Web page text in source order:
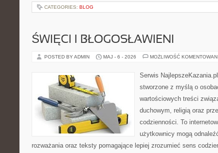
CATEGORIES: BLOG
ŚWIĘCI I BŁOGOSŁAWIENI
POSTED BY ADMIN MAJ - 6 - 2026 MOŻLIWOŚĆ
Serwis
stworzone z myślą o
wartościowych treści
duchowym, religią oraz
codzienności. To
użytkownicy mogą
rozważania oraz teksty pomagające lepiej zrozumieć sens